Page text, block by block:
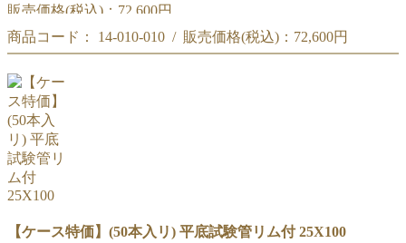
販売価格(税込)： 72,600円
【大量特価】 (100本入×4箱) 平底試験管リム付 25X100
商品コード： 14-010-010 / 販売価格(税込)： 72,600円
【大量特価】 (100本入×4箱) 平底試験管リム付 25X100
【ケース特価】(50本入リ) 平底試験管リム付 25X100